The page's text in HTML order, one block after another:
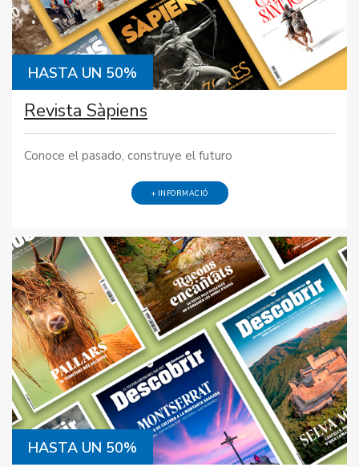
HASTA UN 50%
Revista Sàpiens
Conoce el pasado, construye el futuro
+ INFORMACIÓ
HASTA UN 50%